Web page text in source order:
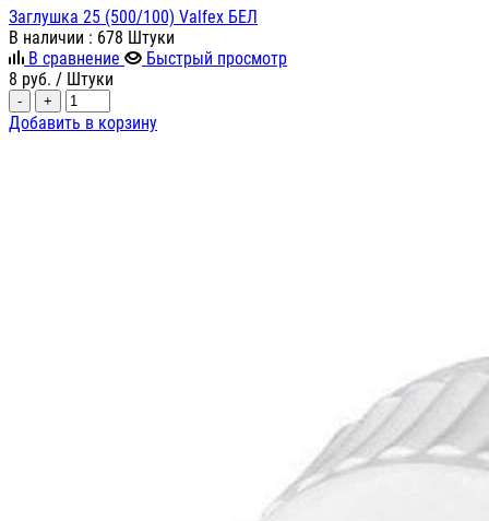
Заглушка 25 (500/100) Valfex БЕЛ
В наличии : 678 Штуки
В сравнение
Быстрый просмотр
8 руб. / Штуки
- +
Добавить в корзину